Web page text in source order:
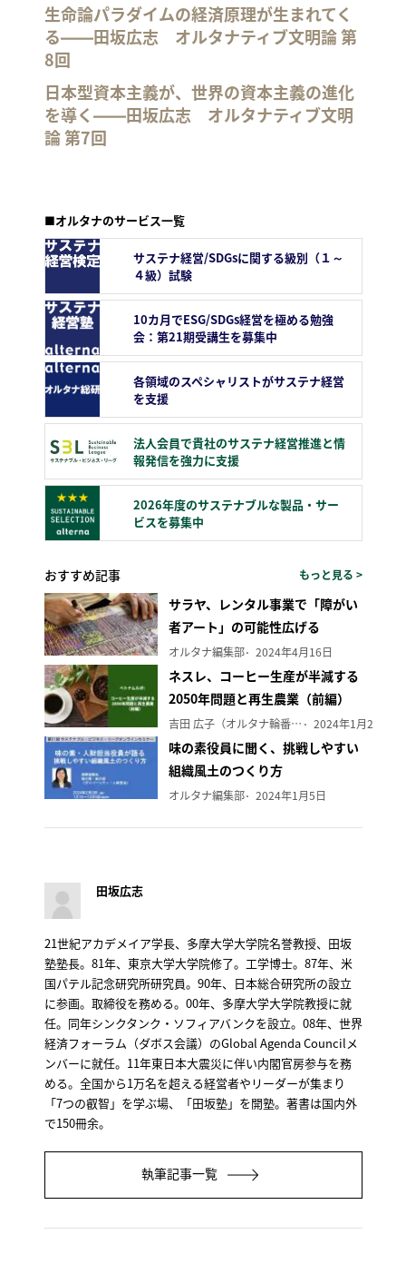
生命論パラダイムの経済原理が生まれてく
る――田坂広志 オルタナティブ文明論 第
8回
日本型資本主義が、世界の資本主義の進化
を導く――田坂広志 オルタナティブ文明
論 第7回
■オルタナのサービス一覧
サステナ経営/SDGsに関する級別（１～
４級）試験
10カ月でESG/SDGs経営を極める勉強
会：第21期受講生を募集中
各領域のスペシャリストがサステナ経営
を支援
法人会員で貴社のサステナ経営推進と情
報発信を強力に支援
2026年度のサステナブルな製品・サー
ビスを募集中
おすすめ記事 もっと見る >
サラヤ、レンタル事業で「障がい
者アート」の可能性広げる
オルタナ編集部 2024年4月16日
ネスレ、コーヒー生産が半減する
2050年問題と再生農業（前編）
吉田 広子（オルタナ輪番編集長） 2024年1月29日
味の素役員に聞く、挑戦しやすい
組織風土のつくり方
オルタナ編集部 2024年1月5日
田坂広志
21世紀アカデメイア学長、多摩大学大学院名誉教授、田坂
塾塾長。81年、東京大学大学院修了。工学博士。87年、米
国パテル記念研究所研究員。90年、日本総合研究所の設立
に参画。取締役を務める。00年、多摩大学大学院教授に就
任。同年シンクタンク・ソフィアバンクを設立。08年、世界
経済フォーラム（ダボス会議）のGlobal Agenda Councilメ
ンバーに就任。11年東日本大震災に伴い内閣官房参与を務
める。全国から1万名を超える経営者やリーダーが集まり
「7つの叡智」を学ぶ場、「田坂塾」を開塾。著書は国内外
で150冊余。
執筆記事一覧